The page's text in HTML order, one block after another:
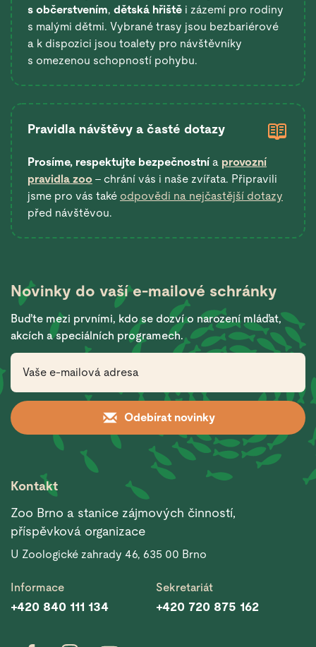
s občerstvením, dětská hřiště i zázemí pro rodiny
s malými dětmi. Vybrané trasy jsou bezbariérové
a k dispozici jsou toalety pro návštěvníky
s omezenou schopností pohybu.
Pravidla návštěvy a časté dotazy
Prosíme, respektujte bezpečnostní a provozní
pravidla zoo – chrání vás i naše zvířata. Připravili
jsme pro vás také odpovědi na nejčastější dotazy
před návštěvou.
Novinky do vašíe-mailové schránky
Buďte mezi prvními, kdo se dozví o narození mláďat,
akcích a speciálních programech.
Odebírat novinky
Kontakt
Zoo Brno a stanice zájmových činností,
příspěvková organizace
U Zoologické zahrady 46, 635 00 Brno
Informace
+420 840 111 134
Sekretariát
+420 720 875 162